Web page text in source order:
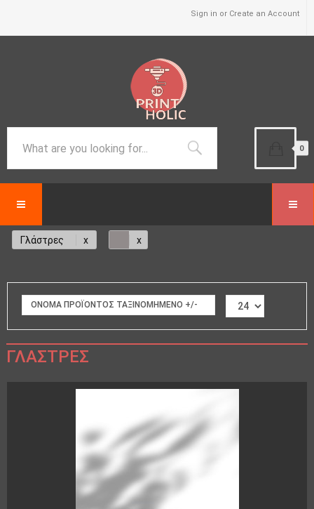
Sign in or Create an Account
0
Γλάστρες
ΟΝΟΜΑ ΠΡΟΪΌΝΤΟΣ ΤΑΞΙΝΟΜΗΜΈΝΟ +/-
ΓΛΆΣΤΡΕΣ